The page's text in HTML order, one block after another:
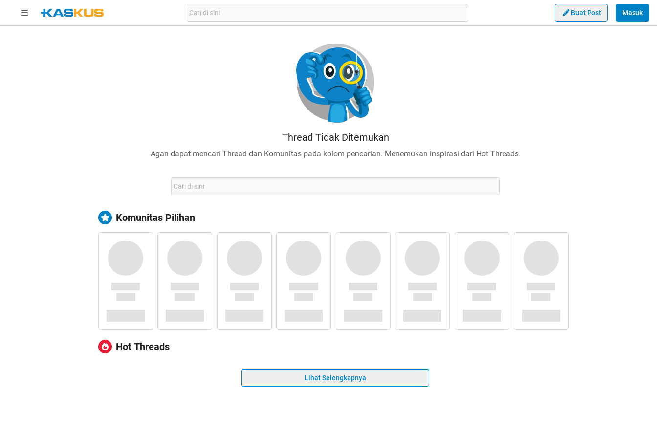
Buat Post Masuk
Thread Tidak Ditemukan
Agan dapat mencari Thread dan Komunitas pada kolom pencarian. Menemukan inspirasi dari Hot Threads.
Komunitas Pilihan
Hot Threads
Lihat Selengkapnya